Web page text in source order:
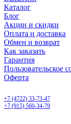
Каталог
Блог
Акции и скидки
Оплата и доставка
Обмен и возврат
Как заказать
Гарантия
Пользовательское
Оферта
+7 (4722) 33-73-47
+7 (915) 560-34-79